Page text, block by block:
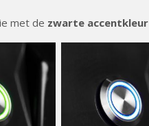
met de zwarte accentkleur